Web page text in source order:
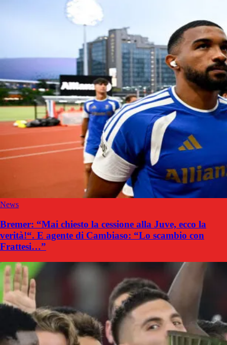
News
Bremer: “Mai chiesto la cessione alla Juve, ecco la
verità!“. E agente di Cambiaso: “Lo scambio con
Frattesi…”